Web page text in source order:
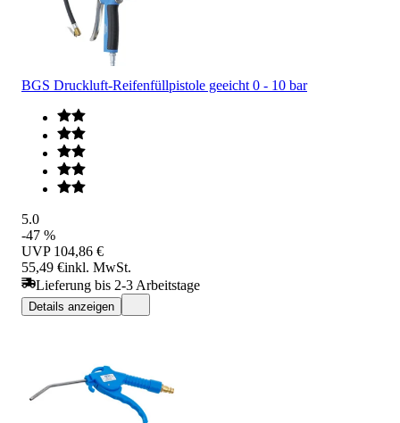
BGS Druckluft-Reifenfüllpistole geeicht 0 - 10 bar
5.0
-47 %
UVP 104,86 €
55,49 €inkl. MwSt.
Lieferung bis 2-3 Arbeitstage
Details anzeigen